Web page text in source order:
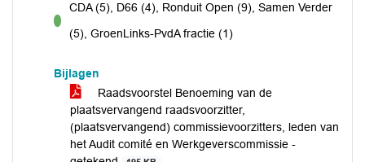
voor
CDA (5), D66 (4), Ronduit Open (9), Samen Verder
(5), GroenLinks-PvdA fractie (1)
Bijlagen
Raadsvoorstel Benoeming van de
plaatsvervangend raadsvoorzitter,
(plaatsvervangend) commissievoorzitters, leden van
het Audit comité en Werkgeverscommissie -